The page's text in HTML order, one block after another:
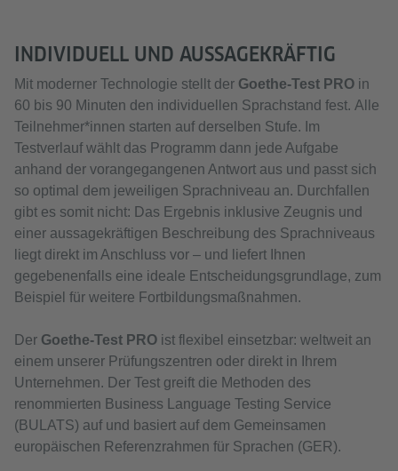
INDIVIDUELL UND AUSSAGEKRÄFTIG
Mit moderner Technologie stellt der Goethe-Test PRO in
60 bis 90 Minuten den individuellen Sprachstand fest. Alle
Teilnehmer*innen starten auf derselben Stufe. Im
Testverlauf wählt das Programm dann jede Aufgabe
anhand der vorangegangenen Antwort aus und passt sich
so optimal dem jeweiligen Sprachniveau an. Durchfallen
gibt es somit nicht: Das Ergebnis inklusive Zeugnis und
einer aussagekräftigen Beschreibung des Sprachniveaus
liegt direkt im Anschluss vor – und liefert Ihnen
gegebenenfalls eine ideale Entscheidungsgrundlage, zum
Beispiel für weitere Fortbildungsmaßnahmen.
Der Goethe-Test PRO ist flexibel einsetzbar: weltweit an
einem unserer Prüfungszentren oder direkt in Ihrem
Unternehmen. Der Test greift die Methoden des
renommierten Business Language Testing Service
(BULATS) auf und basiert auf dem Gemeinsamen
europäischen Referenzrahmen für Sprachen (GER).